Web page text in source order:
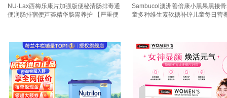
NU·Lax西梅乐康片加强版便秘清肠排毒通
便润肠排宿便芦荟精华肠胃养护 【严重便
Sambucol澳洲善倍康小黑果黑接
童多种维生素软糖补锌儿童每日营